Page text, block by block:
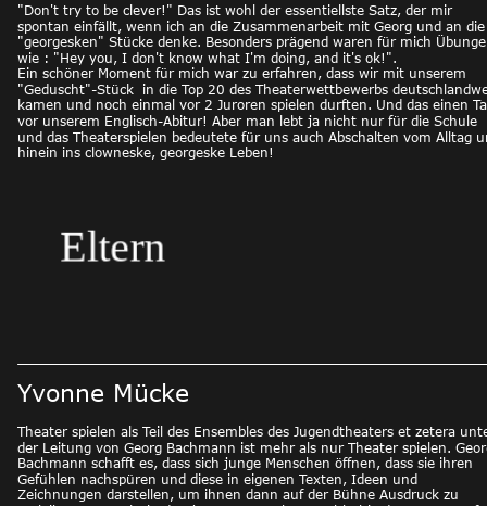
"Don't try to be clever!" Das ist wohl der essentiellste Satz, der mir
spontan einfällt, wenn ich an die Zusammenarbeit mit Georg und an
"georgesken" Stücke denke. Besonders prägend waren für mich
wie : "Hey you, I don't know what I'm doing, and it's ok!".
Ein schöner Moment für mich war zu erfahren, dass wir mit unserem
"Geduscht"-Stück  in die Top 20 des Theaterwettbewerbs
kamen und noch einmal vor 2 Juroren spielen durften. Und das einen
vor unserem Englisch-Abitur! Aber man lebt ja nicht nur für die Schule
und das Theaterspielen bedeutete für uns auch Abschalten vom Alltag
hinein ins clowneske, georgeske Leben!
Yvonne Mücke
Theater spielen als Teil des Ensembles des Jugendtheaters et zetera
der Leitung von Georg Bachmann ist mehr als nur Theater spielen.
Bachmann schafft es, dass sich junge Menschen öffnen, dass sie ihren
Gefühlen nachspüren und diese in eigenen Texten, Ideen und
Zeichnungen darstellen, um ihnen dann auf der Bühne Ausdruck zu